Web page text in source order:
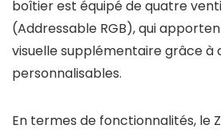
boîtier est équipé de quatre
(Addressable RGB), qui
visuelle supplémentaire grâce à
personnalisables.
En termes de fonctionnalités, le